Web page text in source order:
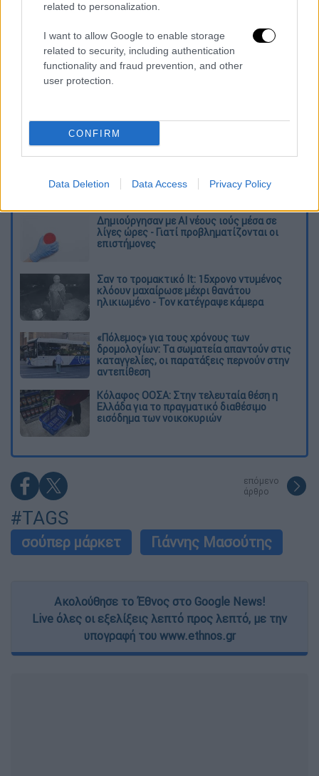
related to personalization.
I want to allow Google to enable storage
related to security, including authentication
functionality and fraud prevention, and other
user protection.
CONFIRM
Data Deletion Data Access Privacy Policy
Η εταιρείαΜασούτηςείναι μια ελληνική
οικογενειακή εταιρεία που ξεκίνησε από τη
Θεσσαλονίκη το 1976. Φέτος συμπληρώνει
45 χρόνια επιτυχημένης πορείας στην
ελληνική αγορά και το δίκτυό της
και την Πάτρα με 333 καταστήματα και
απασχολεί περισσότερους από 8.900
εργαζόμενους.
Διαβάστε ακόμη
Δημιούργησαν με AI νέους ιούς μέσα σε
λίγες ώρες - Γιατί προβληματίζονται οι
επιστήμονες
Σαν το τρομακτικό It: 15χρονο ντυμένος
κλόουν μαχαίρωσε μέχρι θανάτου
ηλικιωμένο - Τον κατέγραψε κάμερα
«Πόλεμος» για τους χρόνους των
δρομολογίων: Τα σωματεία απαντούν στις
καταγγελίες, οι παρατάξεις περνούν στην
αντεπίθεση
Κόλαφος ΟΟΣΑ: Στην τελευταία θέση η
Ελλάδα για το πραγματικό διαθέσιμο
εισόδημα των νοικοκυριών
επόμενο
άρθρο
#TAGS
σούπερ μάρκετ Γιάννης Μασούτης
Ακολούθησε το Έθνος στο Google News!
Live όλες οι εξελίξεις λεπτό προς λεπτό, με την
υπογραφή του www.ethnos.gr